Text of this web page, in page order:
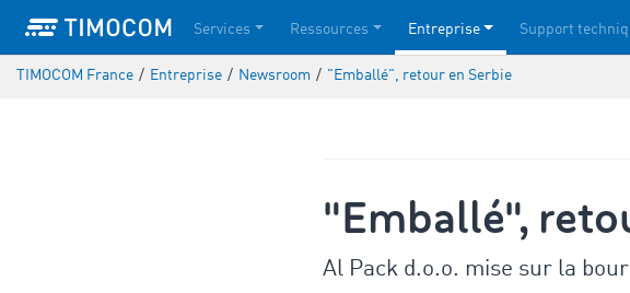
Services Ressources Entreprise Support
TIMOCOM France / Entreprise / Newsroom / "Emballé", retour en Serbie
"Emballé",
Al Pack d.o.o. mise sur la